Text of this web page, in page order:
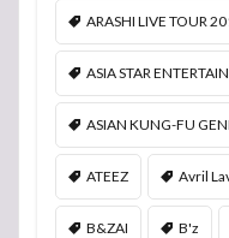
ARASHI LIVE TOUR
ASIA STAR
ASIAN KUNG-FU
ATEEZ Avril
B&ZAI B'z